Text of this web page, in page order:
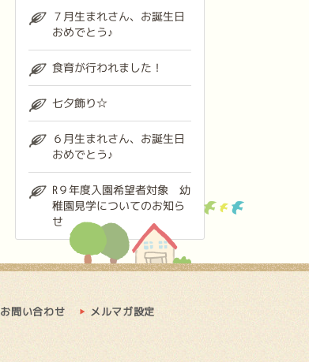
７月生まれさん、お誕生日
おめでとう♪
食育が行われました！
七夕飾り☆
６月生まれさん、お誕生日
おめでとう♪
R９年度入園希望者対象 幼
稚園見学についてのお知ら
せ
お問い合わせ メルマガ設定